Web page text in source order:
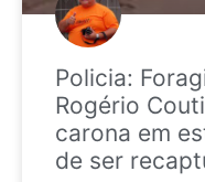
Policia:
Rogério
carona em
de ser